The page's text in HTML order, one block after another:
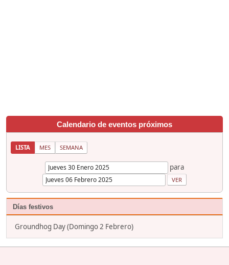
Calendario de eventos próximos
LISTA MES SEMANA
para
Días festivos
Groundhog Day (Domingo 2 Febrero)